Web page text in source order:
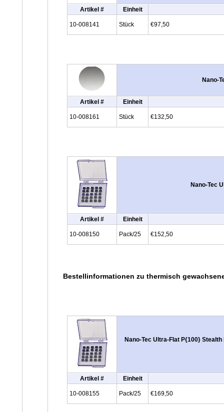
Artikel # Einheit
10-008141 Stück €97,50
Nano-
Artikel # Einheit
10-008161 Stück €132,50
Nano-Tec
Artikel # Einheit
10-008150 Pack/25 €152,50
Bestellinformationen zu thermisch
Nano-Tec Ultra-Flat P{100}
Artikel # Einheit
10-008155 Pack/25 €169,50